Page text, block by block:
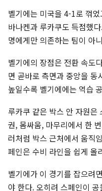
벨기에는 미국을 4-1로 꺾
바나켄과 루카쿠도 득점했
명에게만 의존하는 팀이 아
벨기에의 장점은 전환 속도
면 곧바로 측면과 중앙을 동
높일수록 벨기에에는 역습
루카쿠 같은 박스 안 자원은
권, 몸싸움, 마무리에서 한
러처럼 박스 근처에서 움직
페인은 수비 라인을 쉽게 올
벨기에가 이 경기를 잡으려
야 한다. 오히려 스페인이